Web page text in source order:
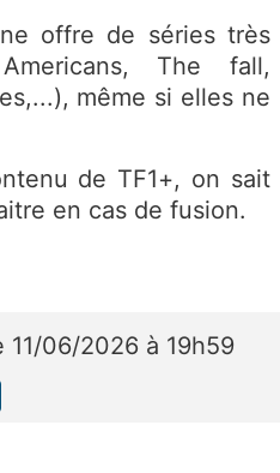
offre de séries très
The fall,
même si elles ne
de TF1+, on sait
en cas de fusion.
11/06/2026 à 19h59